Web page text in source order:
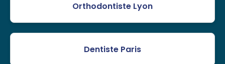
Orthodontiste Lyon
Dentiste Paris